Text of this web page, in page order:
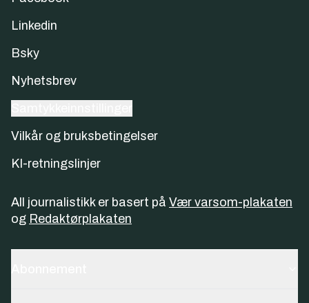
Linkedin
Bsky
Nyhetsbrev
Vilkår og bruksbetingelser
KI-retningslinjer
All journalistikk er basert på Vær varsom-plakaten
og Redaktørplakaten